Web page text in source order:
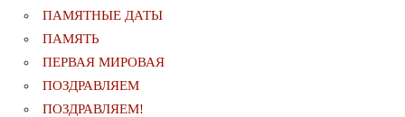
ПАМЯТНЫЕ ДАТЫ
ПАМЯТЬ
ПЕРВАЯ МИРОВАЯ
ПОЗДРАВЛЯЕМ
ПОЗДРАВЛЯЕМ!